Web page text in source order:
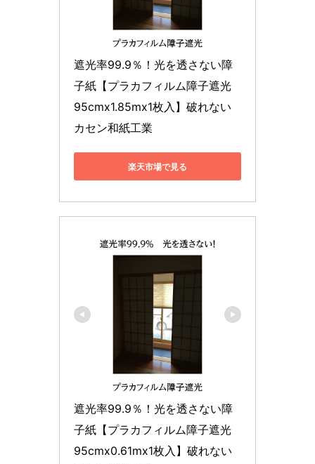
遮光率99.9％！光を透さない障
子紙【プラカフィルム障子遮光
95cmx1.85mx1枚入】破れない
カセン和紙工業
楽天市場で見る
遮光率99.9％！光を透さない障
子紙【プラカフィルム障子遮光
95cmx0.61mx1枚入】破れない